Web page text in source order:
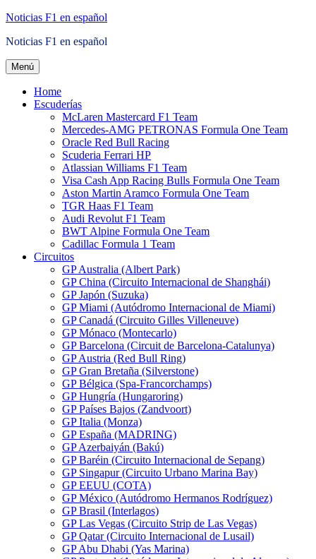
Saltar
contenido
Noticias F1 en español
Noticias F1 en español
Menú
Home
Escuderías
McLaren Mastercard F1 Team
Mercedes-AMG PETRONAS Formula One Team
Oracle Red Bull Racing
Scuderia Ferrari HP
Atlassian Williams F1 Team
Visa Cash App Racing Bulls Formula One Team
Aston Martin Aramco Formula One Team
TGR Haas F1 Team
Audi Revolut F1 Team
BWT Alpine Formula One Team
Cadillac Formula 1 Team
Circuitos
GP Australia (Albert Park)
GP China (Circuito Internacional de Shanghái)
GP Japón (Suzuka)
GP Miami (Autódromo Internacional de Miami)
GP Canadá (Circuito Gilles Villeneuve)
GP Mónaco (Montecarlo)
GP Barcelona (Circuit de Barcelona-Catalunya)
GP Austria (Red Bull Ring)
GP Gran Bretaña (Silverstone)
GP Bélgica (Spa-Francorchamps)
GP Hungría (Hungaroring)
GP Países Bajos (Zandvoort)
GP Italia (Monza)
GP España (MADRING)
GP Azerbaiyán (Bakú)
GP Baréin (Circuito Internacional de Sepang)
GP Singapur (Circuito Urbano Marina Bay)
GP EEUU (COTA)
GP México (Autódromo Hermanos Rodríguez)
GP Brasil (Interlagos)
GP Las Vegas (Circuito Strip de Las Vegas)
GP Qatar (Circuito Internacional de Lusail)
GP Abu Dhabi (Yas Marina)